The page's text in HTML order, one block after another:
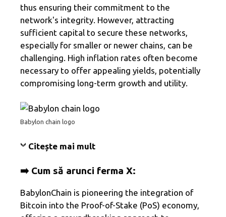
thus ensuring their commitment to the
network's integrity. However, attracting
sufficient capital to secure these networks,
especially for smaller or newer chains, can be
challenging. High inflation rates often become
necessary to offer appealing yields, potentially
compromising long-term growth and utility.
Babylon chain logo
Citește mai mult
➡️ Cum să arunci ferma X:
BabylonChain is pioneering the integration of
Bitcoin into the Proof-of-Stake (PoS) economy,